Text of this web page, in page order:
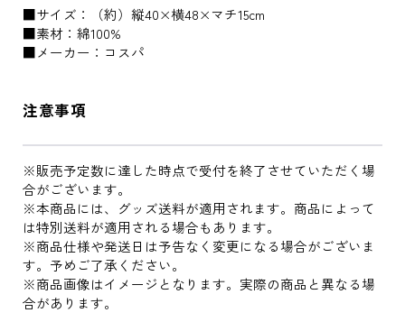
■サイズ：（約）縦40×横48×マチ15cm
■素材：綿100%
■メーカー：コスパ
注意事項
※販売予定数に達した時点で受付を終了させていただく場
合がございます。
※本商品には、グッズ送料が適用されます。商品によって
は特別送料が適用される場合もあります。
※商品仕様や発送日は予告なく変更になる場合がございま
す。予めご了承ください。
※商品画像はイメージとなります。実際の商品と異なる場
合があります。